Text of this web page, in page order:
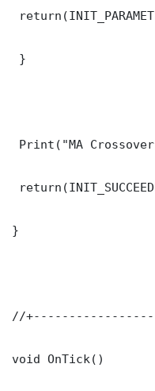
}
Print("MA
}
//
void OnTick()